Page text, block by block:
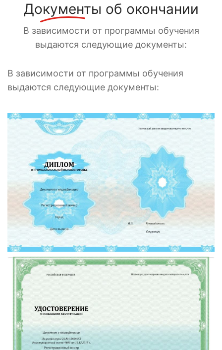
Документы об окончании
В зависимости от программы обучения
выдаются следующие документы:
В зависимости от программы обучения
выдаются следующие документы: